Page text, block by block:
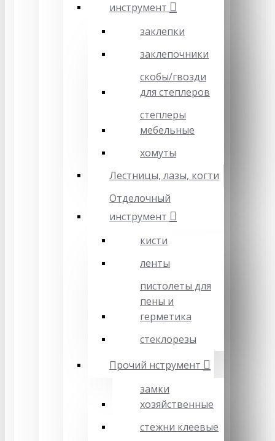
инструмент
заклепки
заклепочники
скобы/гвозди
для степлеров
степлеры
мебельные
хомуты
Лестницы, лазы, когти
Отделочный
инструмент
кисти
ленты
пистолеты для
пены и
герметика
стеклорезы
Прочий нструмент
замки
хозяйственные
стежни клеевые